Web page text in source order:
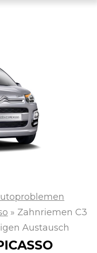
» Zahnriemen C3
Austausch